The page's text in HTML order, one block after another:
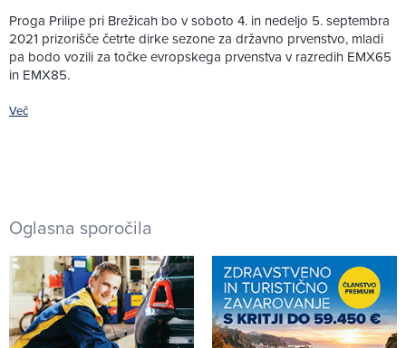
Proga Prilipe pri Brežicah bo v soboto 4. in nedeljo 5. septembra
2021 prizorišče četrte dirke sezone za državno prvenstvo, mladi
pa bodo vozili za točke evropskega prvenstva v razredih EMX65
in EMX85.
Več
Oglasna sporočila